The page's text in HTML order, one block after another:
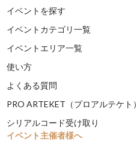
イベントを探す
イベントカテゴリ一覧
イベントエリア一覧
使い方
よくある質問
PRO ARTEKET（プロアルテケト）
シリアルコード受け取り
イベント主催者様へ